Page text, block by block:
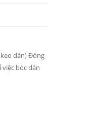
dán) Đóng
việc bóc dán